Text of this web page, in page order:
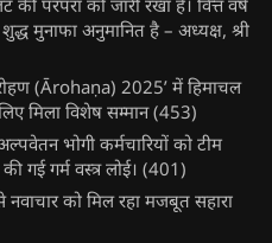
मुनाफा अनुमानित है – अध्यक्ष, श्री
(Ārohaṇa) 2025’ में हिमाचल
मिला विशेष सम्मान (453)
भोगी कर्मचारियों को टीम
गई गर्म वस्त्र लोई। (401)
को मिल रहा मजबूत सहारा